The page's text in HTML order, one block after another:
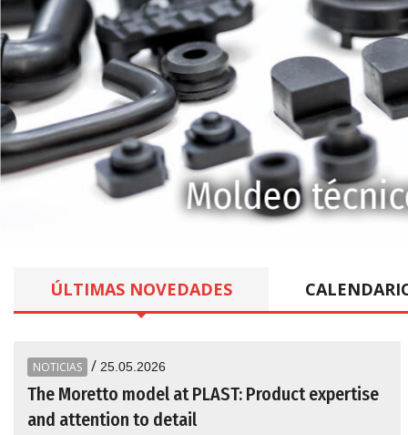
Electrónica
ÚLTIMAS NOVEDADES
NOTICIAS / 25.05.2026
The Moretto model at PLAST: Product expertise
and attention to detail